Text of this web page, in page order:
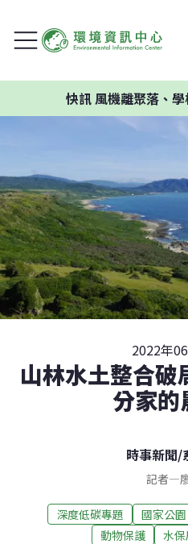
風機離聚落、學校過近
2022年
山林水土整合破
分家的
時事新聞/
記者—
深度低碳專題 國家公園
動物保護
水保